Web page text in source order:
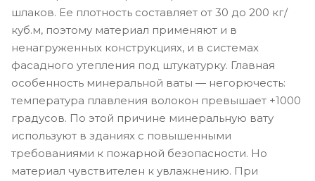
шлаков. Ее плотность составляет от 30 до 200 кг/
куб.м, поэтому материал применяют и в
ненагруженных конструкциях, и в системах
фасадного утепления под штукатурку. Главная
особенность минеральной ваты — негорючесть:
температура плавления волокон превышает +1000
градусов. По этой причине минеральную вату
используют в зданиях с повышенными
требованиями к пожарной безопасности. Но
материал чувствителен к увлажнению. При